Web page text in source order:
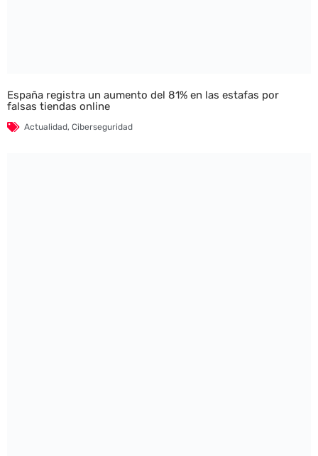
España registra un aumento del 81% en las estafas por
falsas tiendas online
Actualidad, Ciberseguridad